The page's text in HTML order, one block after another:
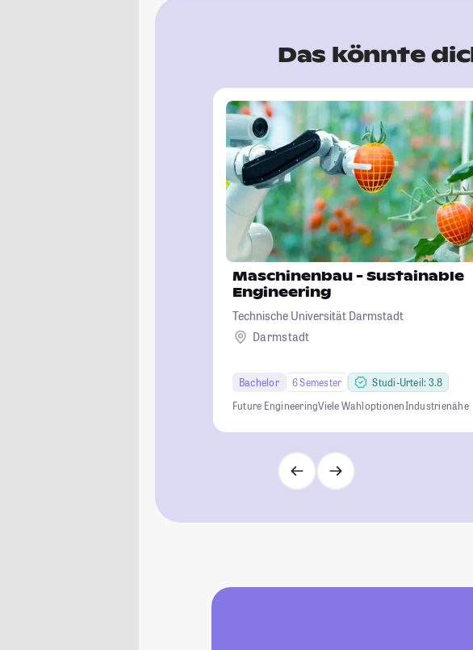
Das könnte
Maschinenbau - Sustainable
Engineering
Technische Universität Darmstadt
Darmstadt
Bachelor 6 Semester
Studi-Urteil: 3.8
Future EngineeringViele WahloptionenIndustrienähe